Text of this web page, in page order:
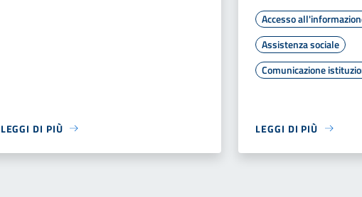
LEGGI DI PIÙ
Accesso
Assistenza sociale
Comunicazione
LEGGI DI PIÙ